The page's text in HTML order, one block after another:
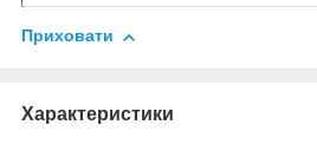
Приховати
Характеристики